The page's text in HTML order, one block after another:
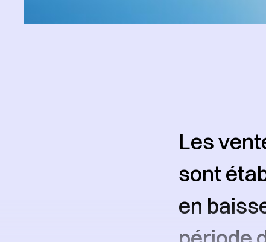
Les
sont
en